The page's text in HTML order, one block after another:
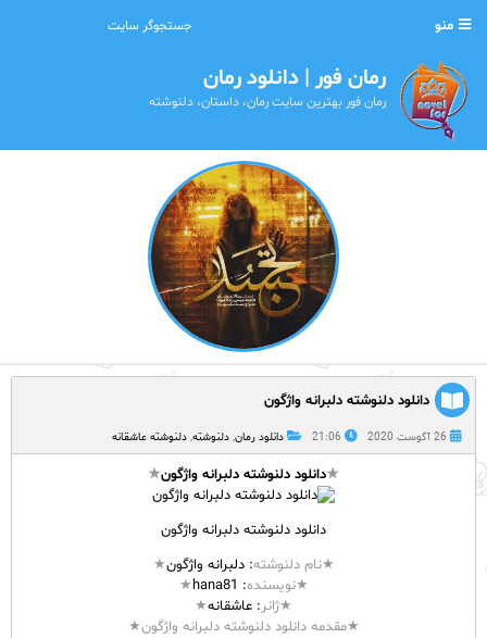
منو
رمان فور | دانلود رمان
رمان فور بهترین سایت رمان، داستان، دلنوشته
دانلود دلنوشته دلبرانه واژگون
26 آگوست 2020 21:06 دانلود رمان, دلنوشته, دلنوشته عاشقانه
★دانلود دلنوشته دلبرانه واژگون★
دانلود دلنوشته دلبرانه واژگون
★نامدلنوشته: دلبرانه واژگون★
★نویسنده: hana81
★
★ژانر: عاشقانه★
★مقدمه دانلود دلنوشته دلبرانه واژگون★